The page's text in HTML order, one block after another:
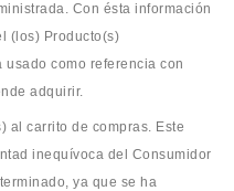
Con ésta información
(los) Producto(s)
como referencia con
adquirir.
al carrito de compras. Este
inequívoca del Consumidor
ya que se ha